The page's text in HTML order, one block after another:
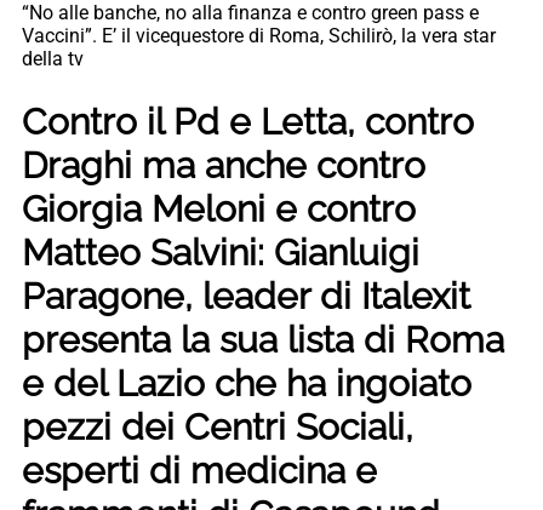
“No alle banche, no alla finanza e contro green pass e
Vaccini”. E’ il vicequestore di Roma, Schilirò, la vera star
della tv
Contro il Pd e Letta, contro
Draghi ma anche contro
Giorgia Meloni e contro
Matteo Salvini: Gianluigi
Paragone, leader di Italexit
presenta la sua lista di Roma
e del Lazio che ha ingoiato
pezzi dei Centri Sociali,
esperti di medicina e